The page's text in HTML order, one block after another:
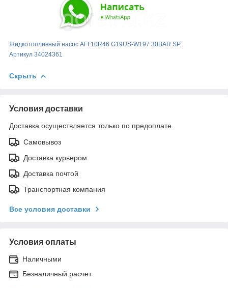
Жидкотопливный насос AFI 10R46 G19US-W197 30BAR SP.
Артикул 34024361
Скрыть
Условия доставки
Доставка осуществляется только по предоплате.
Самовывоз
Доставка курьером
Доставка почтой
Транспортная компания
Все условия доставки
Условия оплаты
Наличными
Безналичный расчет